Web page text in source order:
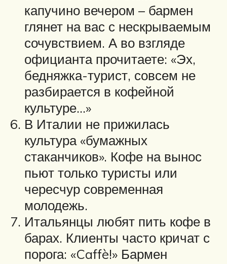
капучино вечером – бармен
глянет на вас с нескрываемым
сочувствием. А во взгляде
официанта прочитаете: «Эх,
бедняжка-турист, совсем не
разбирается в кофейной
культуре…»
В Италии не прижилась
культура «бумажных
стаканчиков». Кофе на вынос
пьют только туристы или
чересчур современная
молодежь.
Итальянцы любят пить кофе в
барах. Клиенты часто кричат с
порога: «Caffè!» Бармен